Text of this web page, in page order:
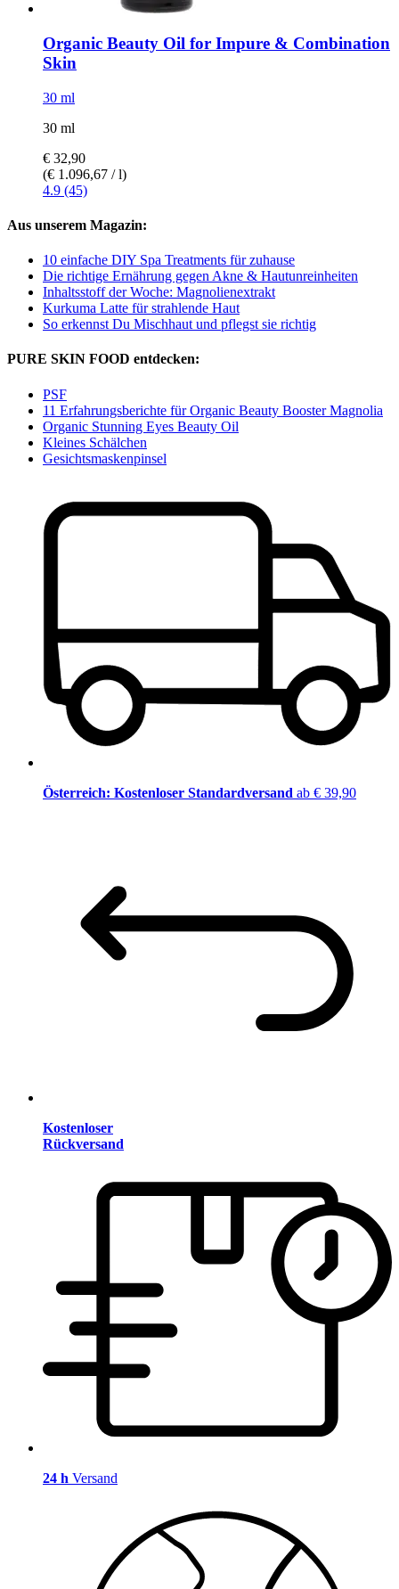
Organic Beauty Oil for Impure & Combination
Skin
30 ml
30 ml
€ 32,90
(€ 1.096,67 / l)
4.9 (45)
Aus unserem Magazin:
10 einfache DIY Spa Treatments für zuhause
Die richtige Ernährung gegen Akne & Hautunreinheiten
Inhaltsstoff der Woche: Magnolienextrakt
Kurkuma Latte für strahlende Haut
So erkennst Du Mischhaut und pflegst sie richtig
PURE SKIN FOOD entdecken:
PSF
11 Erfahrungsberichte für Organic Beauty Booster Magnolia
Organic Stunning Eyes Beauty Oil
Kleines Schälchen
Gesichtsmaskenpinsel
Österreich: Kostenloser Standardversand ab € 39,90
Kostenloser
Rückversand
24 h Versand